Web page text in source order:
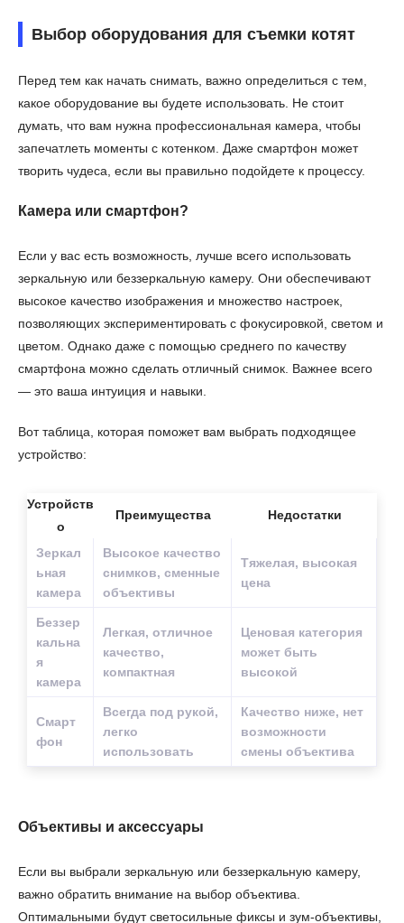
Выбор оборудования для съемки котят
Перед тем как начать снимать, важно определиться с тем,
какое оборудование вы будете использовать. Не стоит
думать, что вам нужна профессиональная камера, чтобы
запечатлеть моменты с котенком. Даже смартфон может
творить чудеса, если вы правильно подойдете к процессу.
Камера или смартфон?
Если у вас есть возможность, лучше всего использовать
зеркальную или беззеркальную камеру. Они обеспечивают
высокое качество изображения и множество настроек,
позволяющих экспериментировать с фокусировкой, светом и
цветом. Однако даже с помощью среднего по качеству
смартфона можно сделать отличный снимок. Важнее всего
— это ваша интуиция и навыки.
Вот таблица, которая поможет вам выбрать подходящее
устройство:
Устройств
о
Преимущества Недостатки
Зеркал
ьная
камера
Высокое качество
снимков, сменные
объективы
Тяжелая, высокая
цена
Беззер
кальна
я
камера
Легкая, отличное
качество,
компактная
Ценовая категория
может быть
высокой
Смарт
фон
Всегда под рукой,
легко
использовать
Качество ниже, нет
возможности
смены объектива
Объективы и аксессуары
Если вы выбрали зеркальную или беззеркальную камеру,
важно обратить внимание на выбор объектива.
Оптимальными будут светосильные фиксы и зум-объективы,